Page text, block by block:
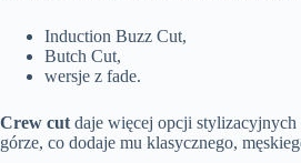
Induction Buzz Cut,
Butch Cut,
wersje z fade.
Crew cut daje więcej opcji stylizacyjnych
górze, co dodaje mu klasycznego,